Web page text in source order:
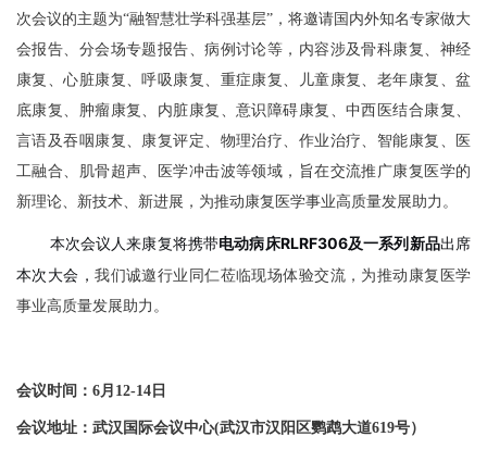
次会议的主题为“融智慧壮学科强基层”，将邀请国内外知名专家做大
会报告、分会场专题报告、病例讨论等，内容涉及骨科康复、神经
康复、心脏康复、呼吸康复、重症康复、儿童康复、老年康复、盆
底康复、肿瘤康复、 内脏康复
、意识障碍康复、中西医结合康复、
言语及吞咽康复、康复评定、物理治疗、作业治疗、智能康复、医
工融合、
肌骨超声 、医学冲击波等领域，旨在交流推广康复医学的
新理论、新技术、新进展，为推动康复医学事业高质量发展助力。
本次会议人来康复将携带电动病床RLRF306及一系列新品出席
本次大会，我们诚邀行业同仁莅临现场体验交流，为推动康复医学
事业高质量发展助力。
会议时间：6月12-14日
会议地址：武汉国际会议中心(武汉市汉阳区鹦鹉大道619号）